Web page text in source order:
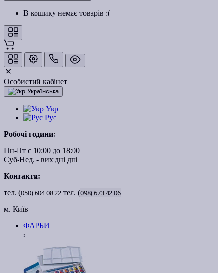
В кошику немає товарів :(
Особистий кабінет
Українська
Укр
Рус
Робочі години:
Пн-Пт с 10:00 до 18:00
Суб-Нед. - вихідні дні
Контакти:
тел. (050)6040822 тел. (098)6734206
м. Київ
ФАРБИ